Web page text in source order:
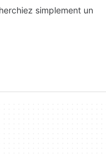
simplement un